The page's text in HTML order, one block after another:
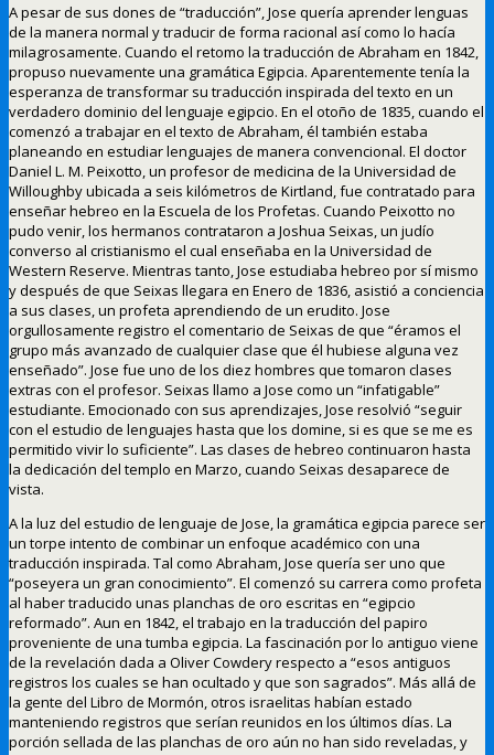
A pesar de sus dones de “traducción”, Jose quería aprender lenguas
de la manera normal y traducir de forma racional así como lo hacía
milagrosamente. Cuando el retomo la traducción de Abraham en 1842,
propuso nuevamente una gramática Egipcia. Aparentemente tenía la
esperanza de transformar su traducción inspirada del texto en un
verdadero dominio del lenguaje egipcio. En el otoño de 1835, cuando el
comenzó a trabajar en el texto de Abraham, él también estaba
planeando en estudiar lenguajes de manera convencional. El doctor
Daniel L. M. Peixotto, un profesor de medicina de la Universidad de
Willoughby ubicada a seis kilómetros de Kirtland, fue contratado para
enseñar hebreo en la Escuela de los Profetas. Cuando Peixotto no
pudo venir, los hermanos contrataron a Joshua Seixas, un judío
converso al cristianismo el cual enseñaba en la Universidad de
Western Reserve. Mientras tanto, Jose estudiaba hebreo por sí mismo
y después de que Seixas llegara en Enero de 1836, asistió a conciencia
a sus clases, un profeta aprendiendo de un erudito. Jose
orgullosamente registro el comentario de Seixas de que “éramos el
grupo más avanzado de cualquier clase que él hubiese alguna vez
enseñado”. Jose fue uno de los diez hombres que tomaron clases
extras con el profesor. Seixas llamo a Jose como un “infatigable”
estudiante. Emocionado con sus aprendizajes, Jose resolvió “seguir
con el estudio de lenguajes hasta que los domine, si es que se me es
permitido vivir lo suficiente”. Las clases de hebreo continuaron hasta
la dedicación del templo en Marzo, cuando Seixas desaparece de
vista.
A la luz del estudio de lenguaje de Jose, la gramática egipcia parece ser
un torpe intento de combinar un enfoque académico con una
traducción inspirada. Tal como Abraham, Jose quería ser uno que
“poseyera un gran conocimiento”. El comenzó su carrera como profeta
al haber traducido unas planchas de oro escritas en “egipcio
reformado”. Aun en 1842, el trabajo en la traducción del papiro
proveniente de una tumba egipcia. La fascinación por lo antiguo viene
de la revelación dada a Oliver Cowdery respecto a “esos antiguos
registros los cuales se han ocultado y que son sagrados”. Más allá de
la gente del Libro de Mormón, otros israelitas habían estado
manteniendo registros que serían reunidos en los últimos días. La
porción sellada de las planchas de oro aún no han sido reveladas, y